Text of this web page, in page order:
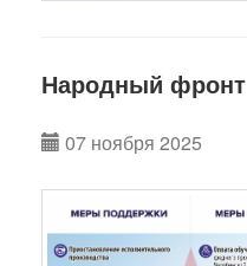
Народный фронт
07 ноября 2025